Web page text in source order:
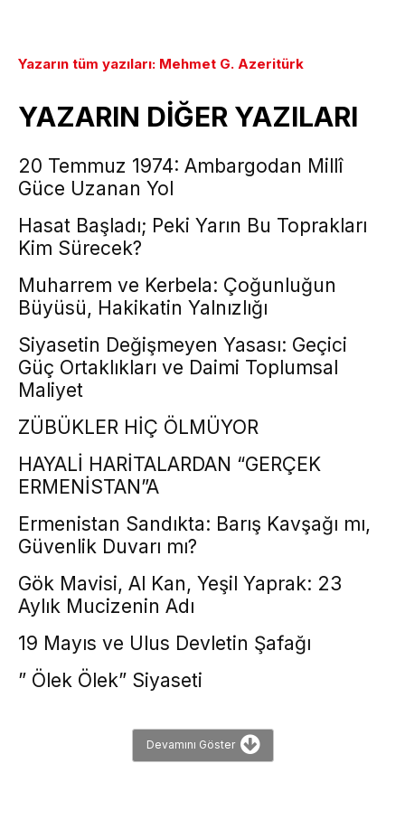
Yazarın tüm yazıları: Mehmet G. Azeritürk
YAZARIN DİĞER YAZILARI
20 Temmuz 1974: Ambargodan Millî
Güce Uzanan Yol
Hasat Başladı; Peki Yarın Bu Toprakları
Kim Sürecek?
Muharrem ve Kerbela: Çoğunluğun
Büyüsü, Hakikatin Yalnızlığı
Siyasetin Değişmeyen Yasası: Geçici
Güç Ortaklıkları ve Daimi Toplumsal
Maliyet
ZÜBÜKLER HİÇ ÖLMÜYOR
HAYALİ HARİTALARDAN “GERÇEK
ERMENİSTAN”A
Ermenistan Sandıkta: Barış Kavşağı mı,
Güvenlik Duvarı mı?
Gök Mavisi, Al Kan, Yeşil Yaprak: 23
Aylık Mucizenin Adı
19 Mayıs ve Ulus Devletin Şafağı
” Ölek Ölek” Siyaseti
Devamını Göster